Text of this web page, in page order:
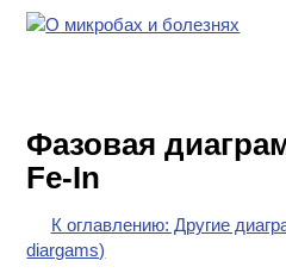
ХИМИЧЕСКАЯ
ПОСУДА
ВРЕДНЫЕ
ФАКТОРЫ
Фазовая
Fe-In
К оглавлению: Другие
diargams)